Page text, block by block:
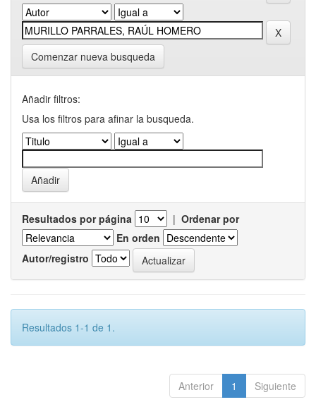
Comenzar nueva busqueda
Añadir filtros:
Usa los filtros para afinar la busqueda.
Resultados por página | Ordenar por
En orden
Autor/registro
Resultados 1-1 de 1.
Anterior 1 Siguiente